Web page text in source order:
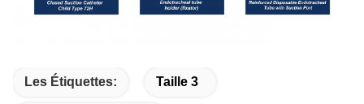
Les Étiquettes: Taille 3